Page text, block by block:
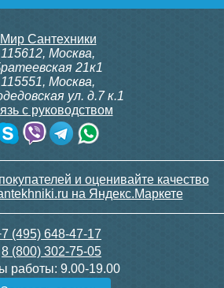
Мир Сантехники
115612, Москва,
21к1
115551, Москва,
ул. д.7 к.1
с руководством
(495) 648-47-17
8 (800) 302-75-05
работы: 9.00-19.00